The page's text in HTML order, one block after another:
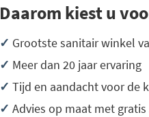
Daarom kiest u
✓ Grootste sanitair winkel
✓ Meer dan 20 jaar ervaring
✓ Tijd en aandacht voor de
✓ Advies op maat met